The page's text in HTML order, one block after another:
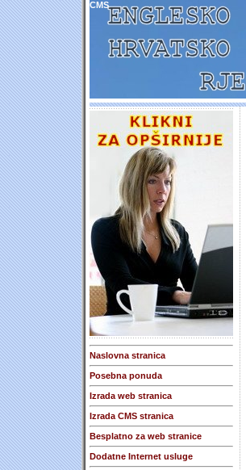
CMS
Naslovna stranica
Posebna ponuda
Izrada web stranica
Izrada CMS stranica
Besplatno za web stranice
Dodatne Internet usluge